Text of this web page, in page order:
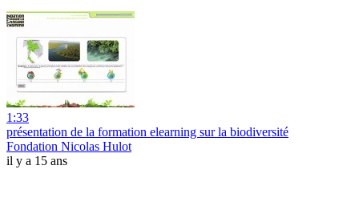
1:33
présentation de la formation elearning sur la biodiversité
Fondation Nicolas Hulot
il y a 15 ans